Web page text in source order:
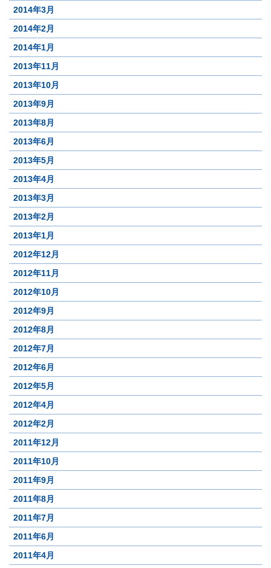
2014年3月
2014年2月
2014年1月
2013年11月
2013年10月
2013年9月
2013年8月
2013年6月
2013年5月
2013年4月
2013年3月
2013年2月
2013年1月
2012年12月
2012年11月
2012年10月
2012年9月
2012年8月
2012年7月
2012年6月
2012年5月
2012年4月
2012年2月
2011年12月
2011年10月
2011年9月
2011年8月
2011年7月
2011年6月
2011年4月